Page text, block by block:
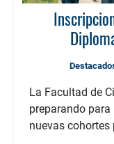
La Facultad de
preparando
nuevas cohortes